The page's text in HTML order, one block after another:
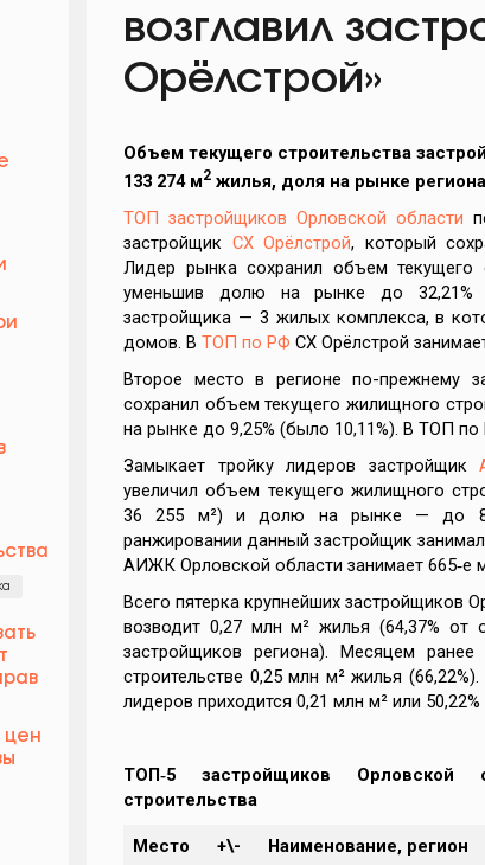
цен
возглавил
Орёлстрой»
Объем текущего строительства
133 274 м2 жилья, доля на рынке региона
ТОП застройщиков Орловской области
застройщик СХ Орёлстрой, который
Лидер рынка сохранил объем текущего
уменьшив долю на рынке до 32,21%
застройщика — 3 жилых комплекса, в
домов. В ТОП по РФ СХ Орёлстрой
Второе место в регионе по-прежнему
сохранил объем текущего жилищного
на рынке до 9,25% (было 10,11%). В ТОП по
Замыкает тройку лидеров застройщик
увеличил объем текущего жилищного
36 255 м²) и долю на рынке — до
ранжировании данный застройщик
АИЖК Орловской области занимает 665‑е
Всего пятерка крупнейших застройщиков
возводит 0,27 млн м² жилья (64,37% от
застройщиков региона). Месяцем
строительстве 0,25 млн м² жилья
лидеров приходится 0,21 млн м² или
ТОП‑5 застройщиков
строительства
Место +\- Наименование, регион